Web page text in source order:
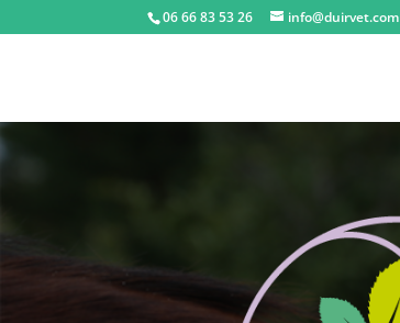
06 66 83 53 26 info@duirvet.com